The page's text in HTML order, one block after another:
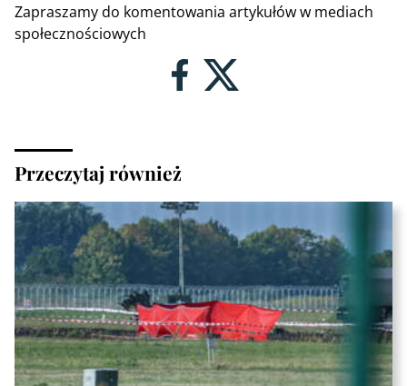
Zapraszamy do komentowania artykułów w mediach
społecznościowych
Przeczytaj również